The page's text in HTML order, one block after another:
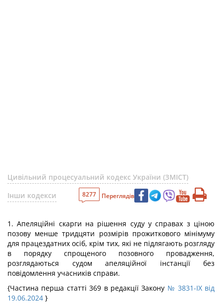
Цивільний процесуальний кодекс України (ЗМІСТ)
Інши кодекси
8277 Переглядів
1. Апеляційні скарги на рішення суду у справах з ціною
позову менше тридцяти розмірів прожиткового мінімуму
для працездатних осіб, крім тих, які не підлягають розгляду
в порядку спрощеного позовного провадження,
розглядаються судом апеляційної інстанції без
повідомлення учасників справи.
{Частина перша статті 369 в редакції Закону № 3831-IX від
19.06.2024 }